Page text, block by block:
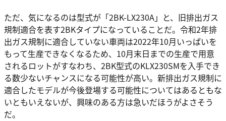
ただ、気になるのは型式が「2BK-LX230A」と、旧排出ガス
規制適合を表す2BKタイプになっていることだ。令和2年排
出ガス規制に適合していない車両は2022年10月いっぱいを
もって生産できなくなるため、10月末日までの生産で用意
されるロットがすなわち、2BK型式のKLX230SMを入手でき
る数少ないチャンスになる可能性が高い。新排出ガス規制に
適合したモデルが今後登場する可能性についてはあるともな
いともいえないが、興味のある方は急いだほうがよさそう
だ。